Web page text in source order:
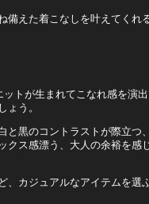
えた着こなしを叶えてくれ
トが生まれてこなれ感を演
ょう。
黒のコントラストが際立つ
クス感漂う、大人の余裕を感
カジュアルなアイテムを選